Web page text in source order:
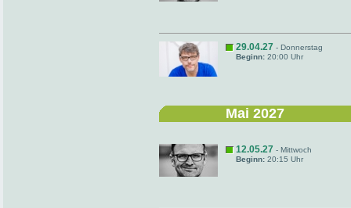
29.04.27 - Donnerstag
Beginn: 20:00 Uhr
Mai 2027
12.05.27 - Mittwoch
Beginn: 20:15 Uhr